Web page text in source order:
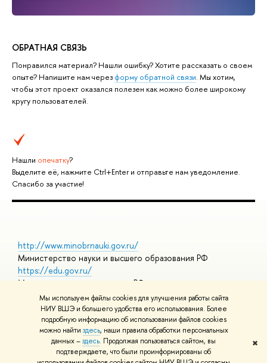
Мы используем файлы cookies для улучшения работы сайта
НИУ ВШЭ и большего удобства его использования. Более
подробную информацию об использовании файлов cookies
можно найти здесь, наши правила обработки персональных
данных –здесь. Продолжая пользоваться сайтом, вы
подтверждаете, что были проинформированы об
✖
ОБРАТНАЯ СВЯЗЬ
Понравился материал? Нашли ошибку? Хотите рассказать о своем
опыте? Напишите нам через форму обратной связи. Мы хотим,
чтобы этот проект оказался полезен как можно более широкому
кругу пользователей.
Нашли опечатку?
Выделите её, нажмите Ctrl+Enter и отправьте нам уведомление.
Спасибо за участие!
http://www.minobrnauki.gov.ru/
Министерство науки и высшего образования РФ
https://edu.gov.ru/
Министерство просвещения РФ
https://elearning.hse.ru/mooc
Массовые открытые онлайн-курсы
© НИУ ВШЭ 1993–2026 Адреса и контактыУсловия
использования материалов Политика конфиденциальности